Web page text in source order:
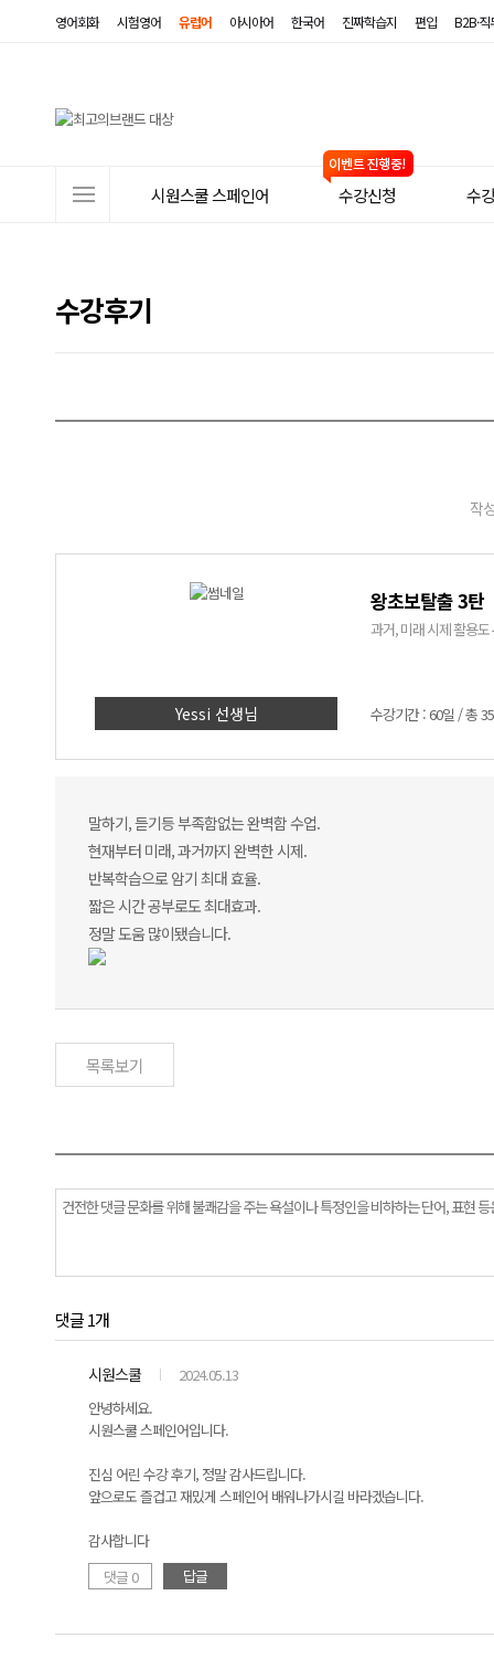
영어회화 시험영어 유럽어 아시아어 한국어 진짜학습지 편입 B2B·
뉴
시원스쿨 스페인어 수강신청 수
수강후기
작
Yessi 선생님
왕초보탈출 3탄
과거, 미래 시제 활용
수강기간 : 60일 / 총
말하기, 듣기등 부족함없는 완벽함 수업.
현재부터 미래, 과거까지 완벽한 시제.
반복학습으로 암기 최대 효율.
짧은 시간 공부로도 최대효과.
정말 도움 많이됐습니다.
목록보기
댓글 1개
시원스쿨
2024.05.13
안녕하세요.
시원스쿨 스페인어입니다.
진심 어린 수강 후기, 정말 감사드립니다.
앞으로도 즐겁고 재밌게 스페인어 배워나가시길 바라겠습니다.
감사합니다
댓글 0
답글